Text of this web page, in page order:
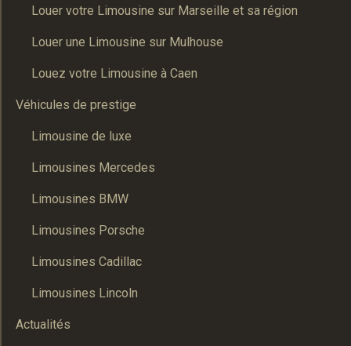
Louer votre Limousine sur Marseille et sa région
Louer une Limousine sur Mulhouse
Louez votre Limousine à Caen
Véhicules de prestige
Limousine de luxe
Limousines Mercedes
Limousines BMW
Limousines Porsche
Limousines Cadillac
Limousines Lincoln
Actualités